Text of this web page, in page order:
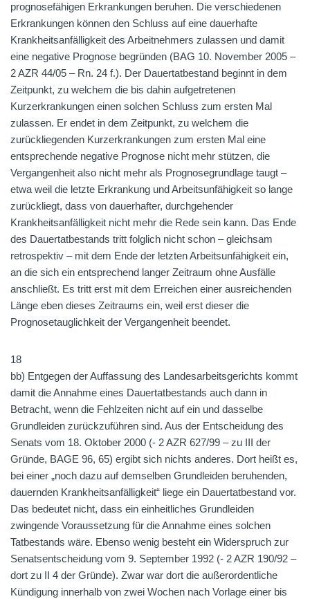
prognosefähigen Erkrankungen beruhen. Die verschiedenen
Erkrankungen können den Schluss auf eine dauerhafte
Krankheitsanfälligkeit des Arbeitnehmers zulassen und damit
eine negative Prognose begründen (BAG 10. November 2005 –
2 AZR 44/05 – Rn. 24 f.). Der Dauertatbestand beginnt in dem
Zeitpunkt, zu welchem die bis dahin aufgetretenen
Kurzerkrankungen einen solchen Schluss zum ersten Mal
zulassen. Er endet in dem Zeitpunkt, zu welchem die
zurückliegenden Kurzerkrankungen zum ersten Mal eine
entsprechende negative Prognose nicht mehr stützen, die
Vergangenheit also nicht mehr als Prognosegrundlage taugt –
etwa weil die letzte Erkrankung und Arbeitsunfähigkeit so lange
zurückliegt, dass von dauerhafter, durchgehender
Krankheitsanfälligkeit nicht mehr die Rede sein kann. Das Ende
des Dauertatbestands tritt folglich nicht schon – gleichsam
retrospektiv – mit dem Ende der letzten Arbeitsunfähigkeit ein,
an die sich ein entsprechend langer Zeitraum ohne Ausfälle
anschließt. Es tritt erst mit dem Erreichen einer ausreichenden
Länge eben dieses Zeitraums ein, weil erst dieser die
Prognosetauglichkeit der Vergangenheit beendet.
18
bb) Entgegen der Auffassung des Landesarbeitsgerichts kommt
damit die Annahme eines Dauertatbestands auch dann in
Betracht, wenn die Fehlzeiten nicht auf ein und dasselbe
Grundleiden zurückzuführen sind. Aus der Entscheidung des
Senats vom 18. Oktober 2000 (- 2 AZR 627/99 – zu III der
Gründe, BAGE 96, 65) ergibt sich nichts anderes. Dort heißt es,
bei einer „noch dazu auf demselben Grundleiden beruhenden,
dauernden Krankheitsanfälligkeit“ liege ein Dauertatbestand vor.
Das bedeutet nicht, dass ein einheitliches Grundleiden
zwingende Voraussetzung für die Annahme eines solchen
Tatbestands wäre. Ebenso wenig besteht ein Widerspruch zur
Senatsentscheidung vom 9. September 1992 (- 2 AZR 190/92 –
dort zu II 4 der Gründe). Zwar war dort die außerordentliche
Kündigung innerhalb von zwei Wochen nach Vorlage einer bis